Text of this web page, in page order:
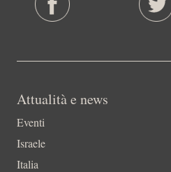
Attualità e news
Eventi
Israele
Italia